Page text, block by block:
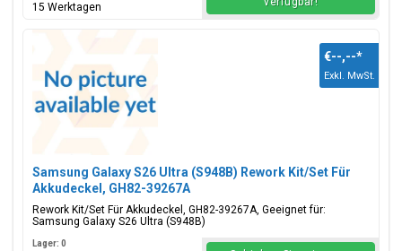
15 Werktagen
Samsung Galaxy S26 Ultra (S948B) Rework Kit/Set Für
Akkudeckel, GH82-39267A
Rework Kit/Set Für Akkudeckel, GH82-39267A, Geeignet für:
Samsung Galaxy S26 Ultra (S948B)
€--,--*
Exkl. MwSt.
Lager: 0